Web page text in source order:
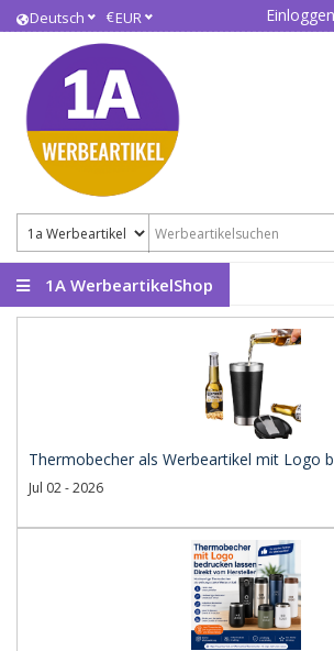
Deutsch €EUR Einloggen
1A WerbeartikelShop
Thermobecher als Werbeartikel mit Logo
Jul 02 - 2026